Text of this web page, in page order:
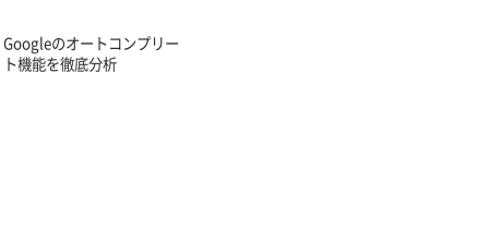
Googleのオートコンプリー
ト機能を徹底分析